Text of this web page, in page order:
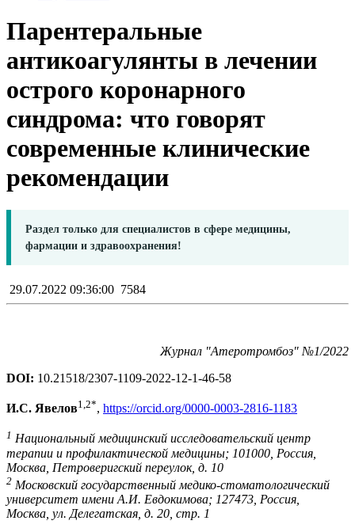
Парентеральные
антикоагулянты в лечении
острого коронарного
синдрома: что говорят
современные клинические
рекомендации
Раздел только для специалистов в сфере медицины,
фармации и здравоохранения!
29.07.2022 09:36:00 7584
Журнал "Атеротромбоз" №1/2022
DOI: 10.21518/2307-1109-2022-12-1-46-58
И.С. Явелов1,2*, https://orcid.org/0000-0003-2816-1183
1 Национальный медицинский исследовательский центр
терапии и профилактической медицины; 101000, Россия,
Москва, Петроверигский переулок, д. 10
2 Московский государственный медико-стоматологический
университет имени А.И. Евдокимова; 127473, Россия,
Москва, ул. Делегатская, д. 20, стр. 1